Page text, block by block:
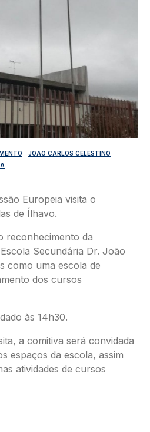
JOAO CARLOS CELESTINO
Europeia visita o
de Ílhavo.
reconhecimento da
Secundária Dr. João
como uma escola de
dos cursos
às 14h30.
a comitiva será convidada
espaços da escola, assim
atividades de cursos